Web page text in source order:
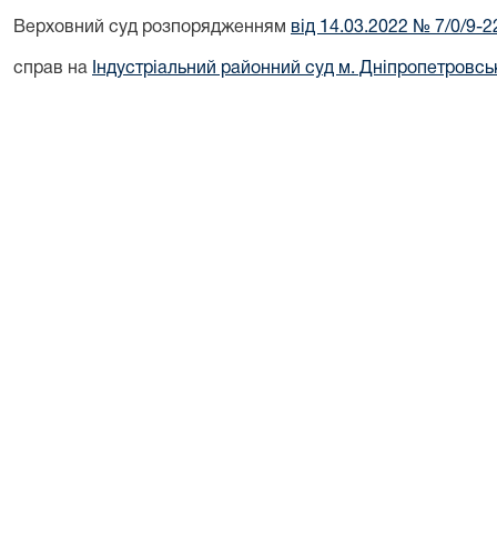
Верховний суд розпорядженням від 14.03.2022 № 7/0/9-
справ на Індустріальний районний суд м.